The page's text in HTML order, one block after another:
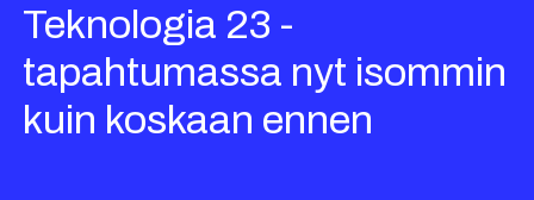
Teknologia 23 -
tapahtumassa nyt isommin
kuin koskaan ennen